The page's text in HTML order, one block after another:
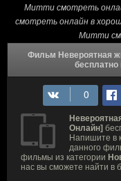
Митти смотреть
смотреть онлайн в
Митти
Фильм Невероятная
бесплатно
Онлайн]
Напишите в
данного
фильмы из категории
нас вы сможете найти в